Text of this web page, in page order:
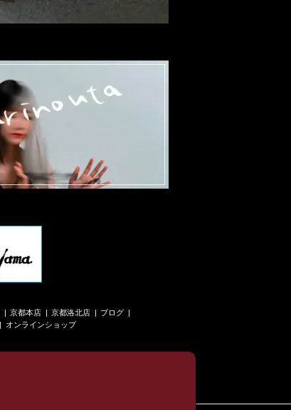
京都本店 京都洛北店
ブログ
オンラインショップ